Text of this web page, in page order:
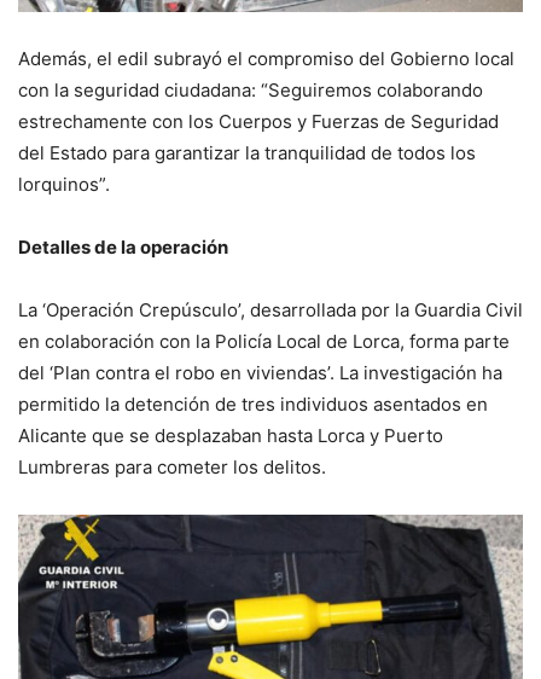
Además, el edil subrayó el compromiso del Gobierno local
con la seguridad ciudadana: “Seguiremos colaborando
estrechamente con los Cuerpos y Fuerzas de Seguridad
del Estado para garantizar la tranquilidad de todos los
lorquinos”.
Detalles de la operación
La ‘Operación Crepúsculo’, desarrollada por la Guardia Civil
en colaboración con la Policía Local de Lorca, forma parte
del ‘Plan contra el robo en viviendas’. La investigación ha
permitido la detención de tres individuos asentados en
Alicante que se desplazaban hasta Lorca y Puerto
Lumbreras para cometer los delitos.